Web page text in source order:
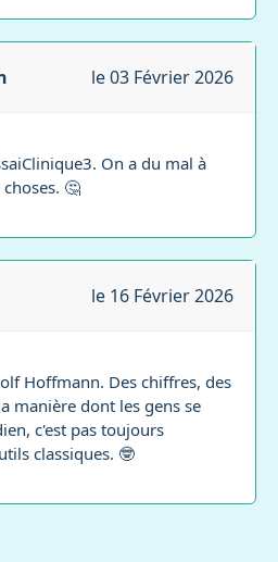
le 03 Février 2026
On a du mal à
🤔
le 16 Février 2026
Hoffmann. Des chiffres, des
manière dont les gens se
c'est pas toujours
classiques. 🤓